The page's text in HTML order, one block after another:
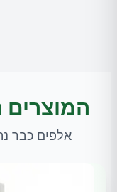
המוצרים
אלפים כבר